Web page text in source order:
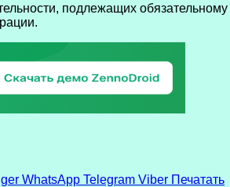
подлежащих
WhatsApp Telegram Viber Печатать